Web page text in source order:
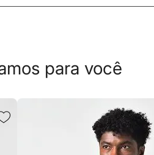
para você